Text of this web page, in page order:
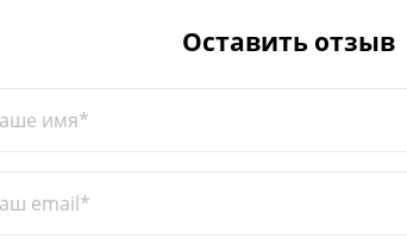
Оставить отзыв
имя*
email*